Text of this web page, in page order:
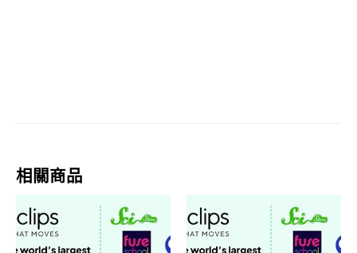
相關商品